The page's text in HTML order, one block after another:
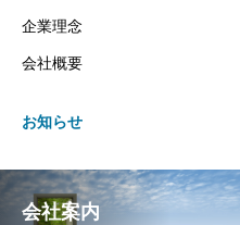
企業理念
会社概要
お知らせ
会社案内